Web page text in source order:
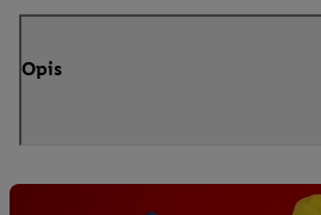
Opis